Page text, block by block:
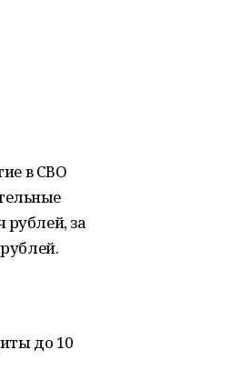
в СВО
рублей, за
до 10